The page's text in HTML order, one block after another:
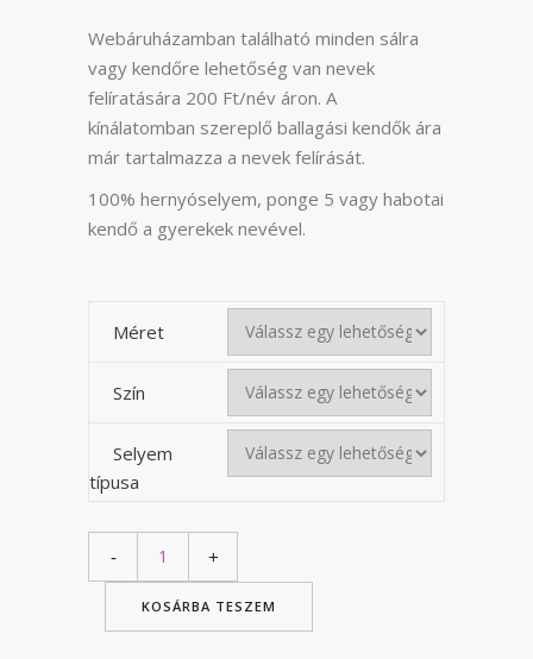
Webáruházamban található minden sálra
vagy kendőre lehetőség van nevek
felíratására 200 Ft/név áron. A
kínálatomban szereplő ballagási kendők ára
már tartalmazza a nevek felírását.
100% hernyóselyem, ponge 5 vagy habotai
kendő a gyerekek nevével.
Méret
Szín
Selyem
típusa
KOSÁRBA TESZEM